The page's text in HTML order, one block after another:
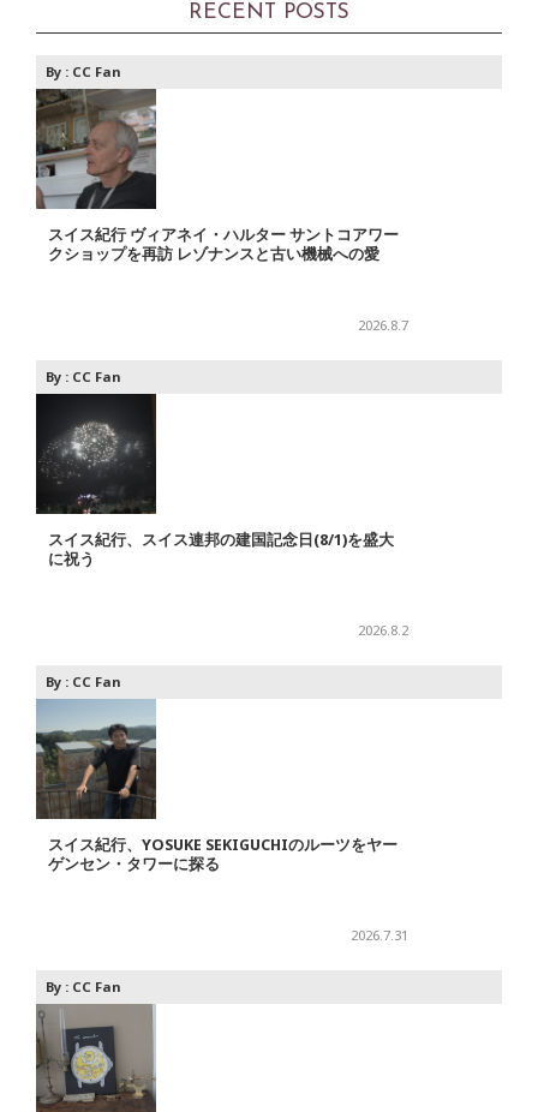
RECENT POSTS
By : CC Fan
スイス紀行 ヴィアネイ・ハルター サントコアワー
クショップを再訪 レゾナンスと古い機械への愛
2026.8.7
By : CC Fan
スイス紀行、スイス連邦の建国記念日(8/1)を盛大
に祝う
2026.8.2
By : CC Fan
スイス紀行、YOSUKE SEKIGUCHIのルーツをヤー
ゲンセン・タワーに探る
2026.7.31
By : CC Fan